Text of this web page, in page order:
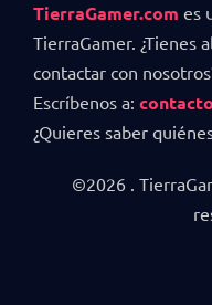
TierraGamer.com es
TierraGamer. ¿Tienes
contactar con
Escríbenos a:
¿Quieres saber
©2026 .